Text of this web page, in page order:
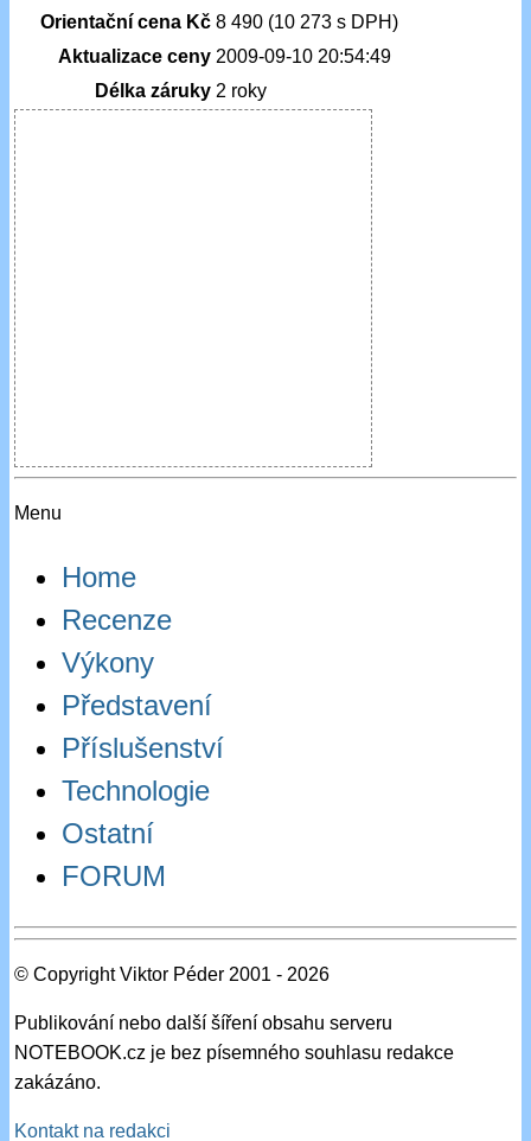
Orientační cena Kč 8 490 (10 273 s DPH)
Aktualizace ceny 2009-09-10 20:54:49
Délka záruky 2 roky
Menu
Home
Recenze
Výkony
Představení
Příslušenství
Technologie
Ostatní
FORUM
© Copyright Viktor Péder 2001 - 2026
Publikování nebo další šíření obsahu serveru
NOTEBOOK.cz je bez písemného souhlasu redakce
zakázáno.
Kontakt na redakci